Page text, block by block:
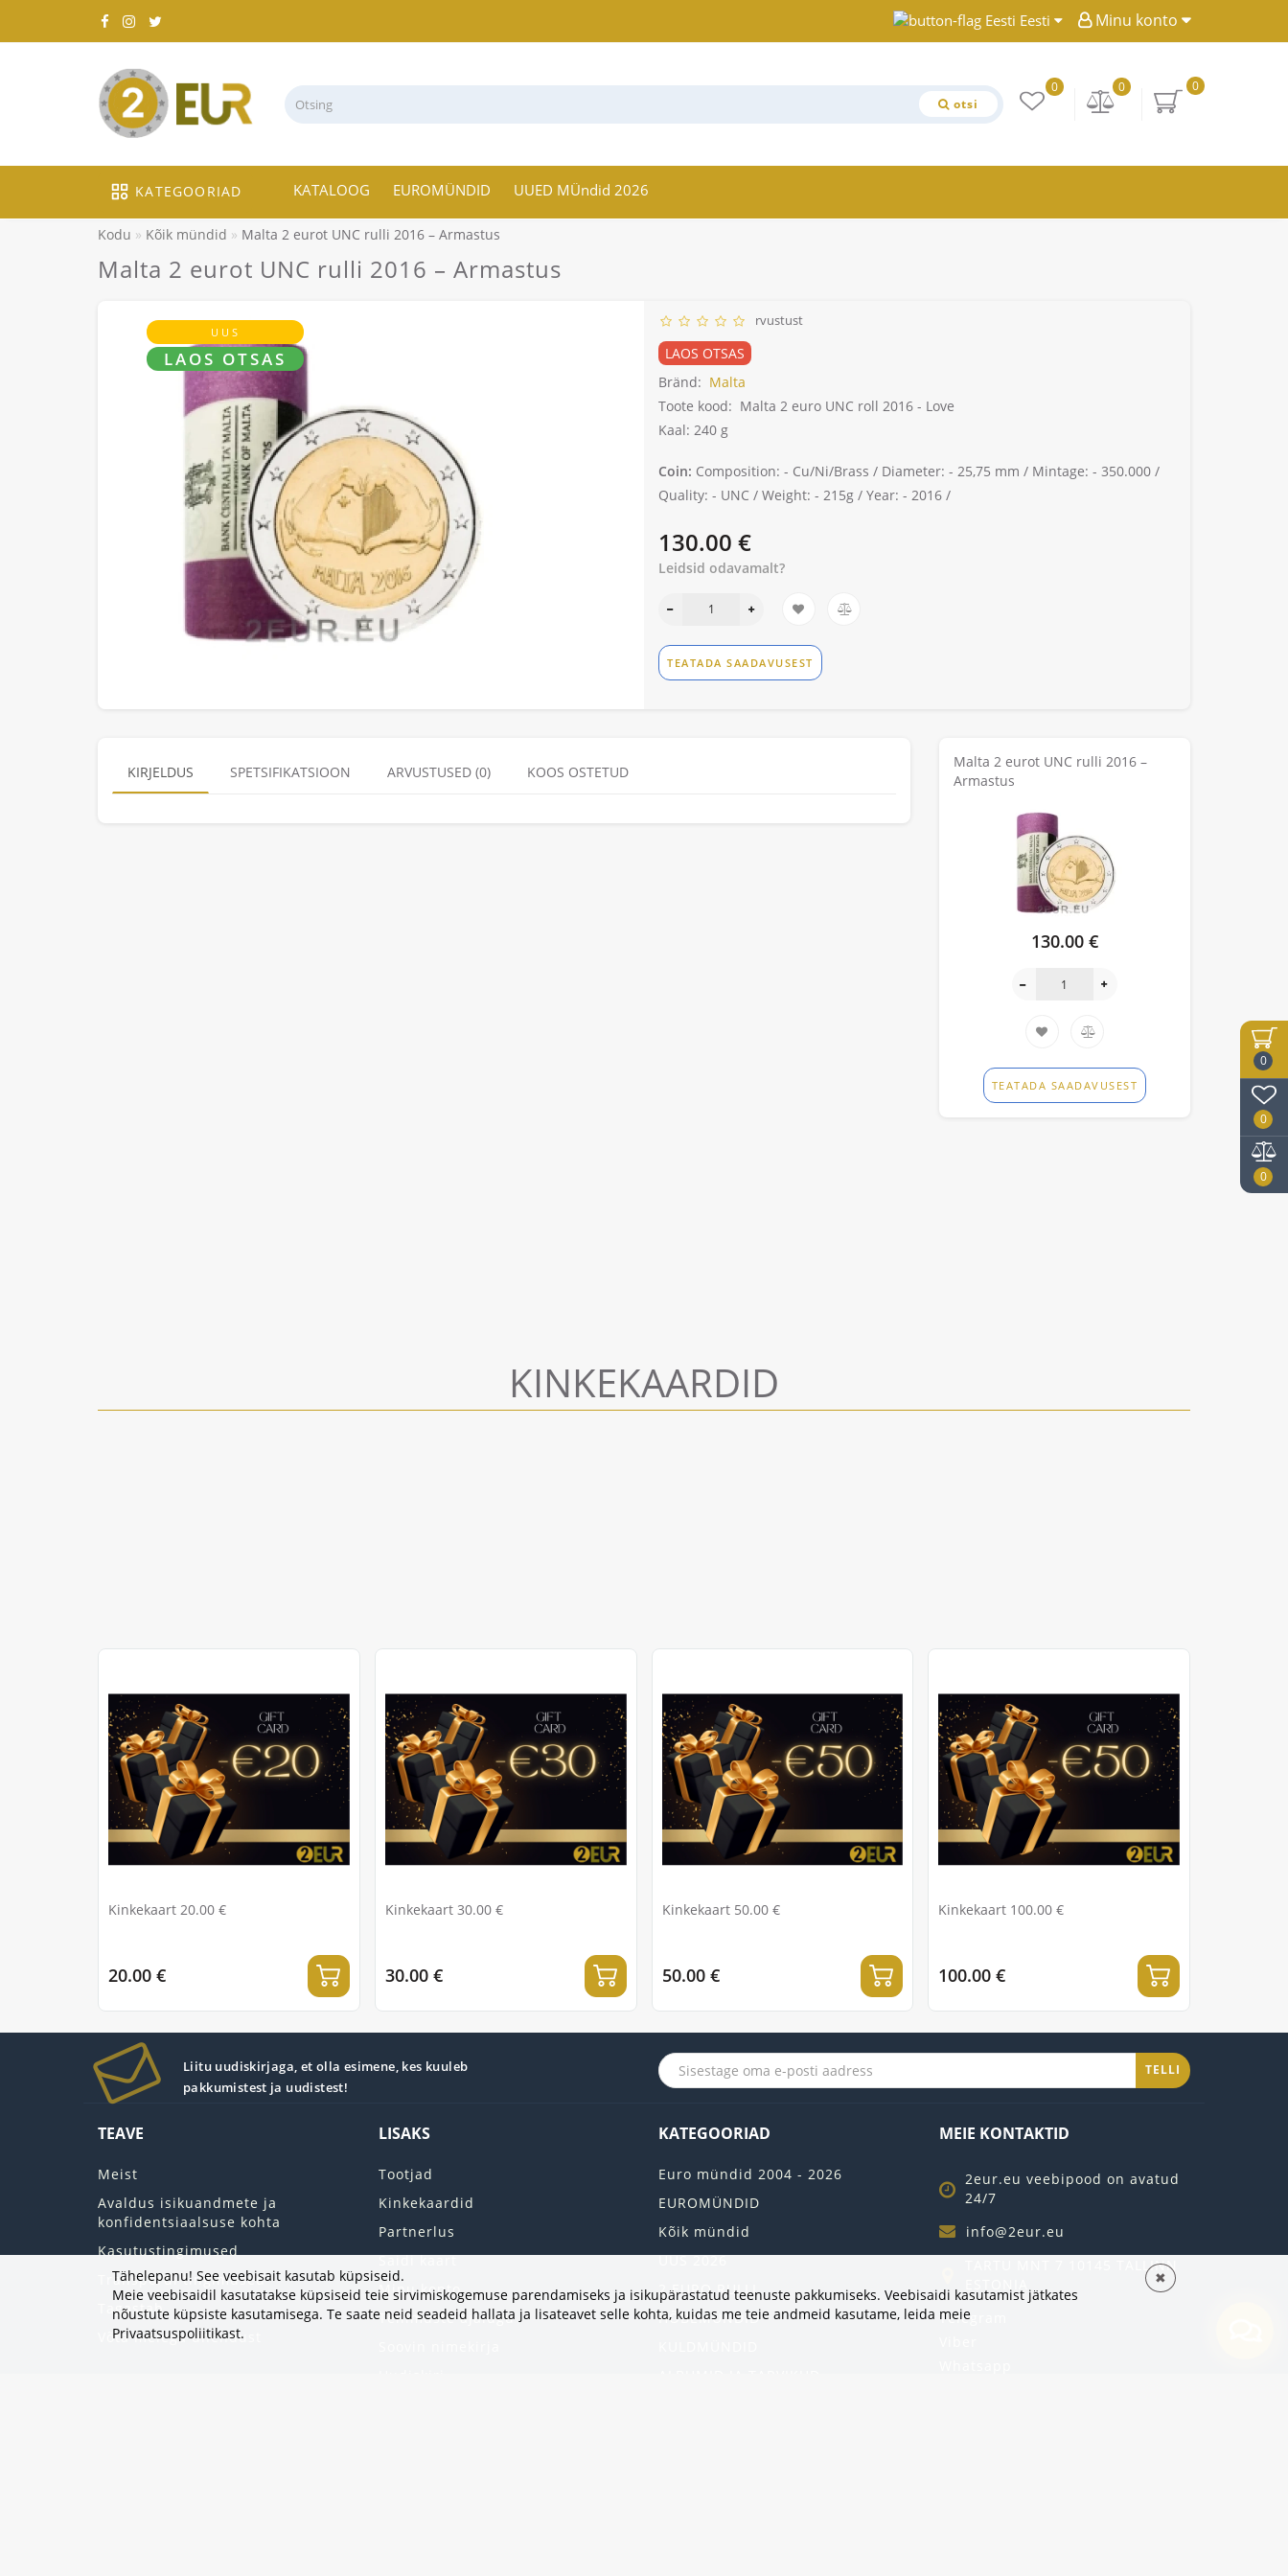
0
0
0
Minu konto
Eesti
otsi
0
0
0
KATEGOORIAD KATALOOG EUROMÜNDID UUED MÜndid 2026
Kodu Kõik mündid Malta 2 eurot UNC rulli 2016 – Armastus
Malta 2 eurot UNC rulli 2016 – Armastus
UUS
LAOS OTSAS
rvustust
LAOS OTSAS
Bränd: Malta
Toote kood: Malta 2 euro UNC roll 2016 - Love
Kaal: 240 g
Coin: Composition: - Cu/Ni/Brass / Diameter: - 25,75 mm / Mintage: - 350.000 /
Quality: - UNC / Weight: - 215g / Year: - 2016 /
130.00 €
Leidsid odavamalt?
TEATADA SAADAVUSEST
KIRJELDUS SPETSIFIKATSIOON ARVUSTUSED (0) KOOS OSTETUD
Malta 2 eurot UNC rulli 2016 –
Armastus
130.00 €
TEATADA SAADAVUSEST
KINKEKAARDID
Kinkekaart 20.00 €
20.00 €
Kinkekaart 30.00 €
30.00 €
Kinkekaart 50.00 €
50.00 €
Kinkekaart 100.00 €
100.00 €
Liitu uudiskirjaga, et olla esimene, kes kuuleb
pakkumistest ja uudistest!
TELLI
TEAVE
Meist
Avaldus isikuandmete ja
konfidentsiaalsuse kohta
Kasutustingimused
Transpordi tingimused
Tagastab
Võta meiega ühendust
LISAKS
Tootjad
Kinkekaardid
Partnerlus
Saidi kaart
Minu konto
Tellimuste ajalugu
KATEGOORIAD
Euro mündid 2004 - 2026
EUROMÜNDID
Kõik mündid
UUS 2026
2 EURO RULLI
HÕBEMÜNDID
MEIE KONTAKTID
2eur.eu veebipood on avatud
24/7
info@2eur.eu
TARTU MNT 7 10145 TALLINN
Telegram
Tähelepanu! See veebisait kasutab küpsiseid.
Meie veebisaidil kasutatakse küpsiseid teie sirvimiskogemuse parendamiseks ja isikupärastatud teenuste pakkumiseks. Veebisaidi kasutamist jätkates
nõustute küpsiste kasutamisega. Te saate neid seadeid hallata ja lisateavet selle kohta, kuidas me teie andmeid kasutame, leida meie
Privaatsuspoliitikast.
✖